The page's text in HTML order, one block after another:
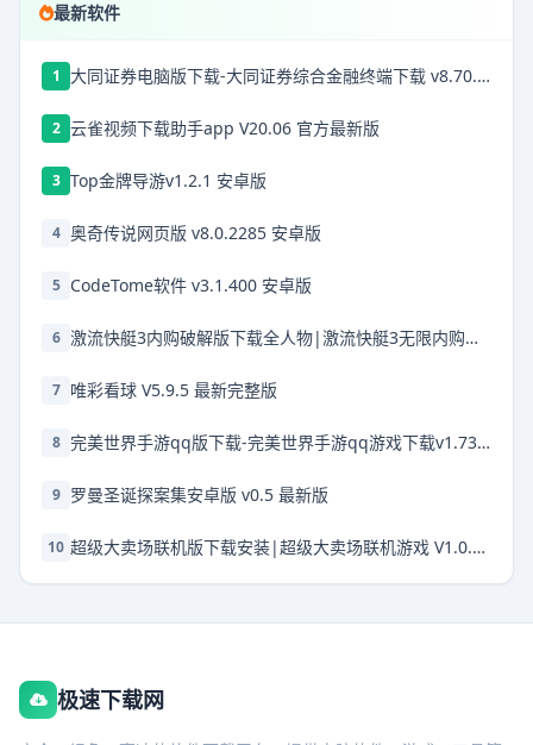
最新软件
1 大同证券电脑版下载-大同证券综合金融终端下载 v8.70.50.175官方破解版
2 云雀视频下载助手app V20.06 官方最新版
3 Top金牌导游v1.2.1 安卓版
4 奥奇传说网页版 v8.0.2285 安卓版
5 CodeTome软件 v3.1.400 安卓版
6 激流快艇3内购破解版下载全人物|激流快艇3无限内购破解版 V8.3.3 安卓版下载
7 唯彩看球 V5.9.5 最新完整版
8 完美世界手游qq版下载-完美世界手游qq游戏下载v1.735.0
9 罗曼圣诞探案集安卓版 v0.5 最新版
10 超级大卖场联机版下载安装|超级大卖场联机游戏 V1.0.4 安卓版下载
极速下载网